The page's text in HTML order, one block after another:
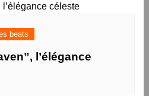
beats
l’élégance